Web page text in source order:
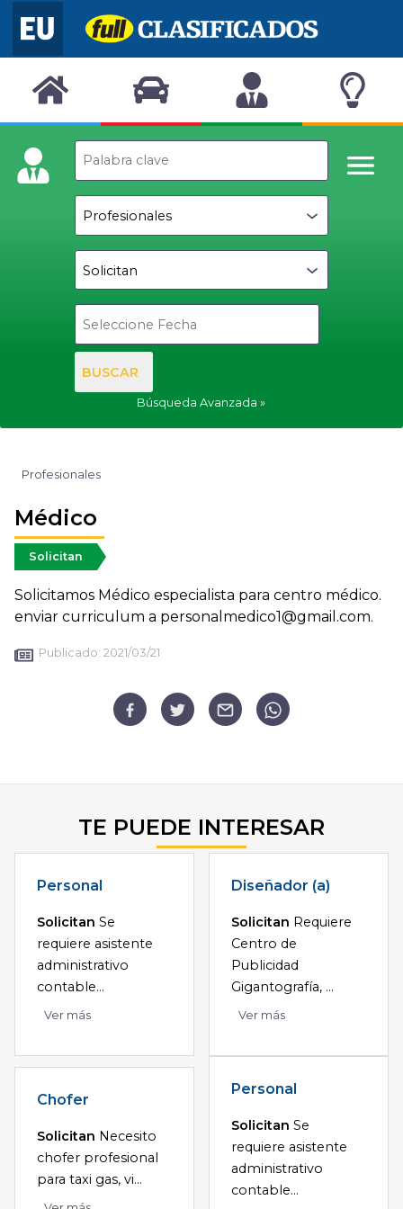
BUSCAR
Búsqueda Avanzada
Profesionales
Médico
Solicitan
Solicitamos Médico especialista para centro médico.
enviar curriculum a personalmedico1@gmail.com.
Publicado: 2021/03/21
TE PUEDE INTERESAR
Personal
Solicitan Se
requiere asistente
administrativo
contable...
Ver más
Diseñador (a)
Solicitan Requiere
Centro de
Publicidad
Gigantografía, ...
Ver más
Chofer
Solicitan Necesito
chofer profesional
para taxi gas, vi...
Personal
Solicitan Se
requiere asistente
administrativo
contable...